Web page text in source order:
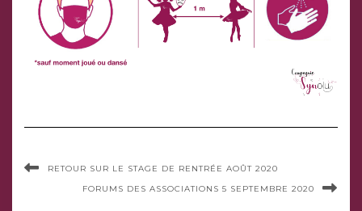
RETOUR SUR LE STAGE DE RENTRÉE AOÛT 2020
FORUMS DES ASSOCIATIONS 5 SEPTEMBRE 2020